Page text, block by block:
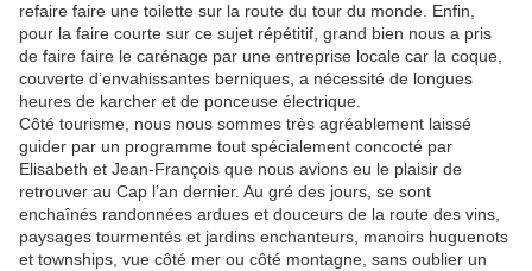
refaire faire une toilette sur la route du tour du monde. Enfin,
pour la faire courte sur ce sujet répétitif, grand bien nous a pris
de faire faire le carénage par une entreprise locale car la coque,
couverte d’envahissantes berniques, a nécessité de longues
heures de karcher et de ponceuse électrique.
Côté tourisme, nous nous sommes très agréablement laissé
guider par un programme tout spécialement concocté par
Elisabeth et Jean-François que nous avions eu le plaisir de
retrouver au Cap l’an dernier. Au gré des jours, se sont
enchaînés randonnées ardues et douceurs de la route des vins,
paysages tourmentés et jardins enchanteurs, manoirs huguenots
et townships, vue côté mer ou côté montagne, sans oublier un